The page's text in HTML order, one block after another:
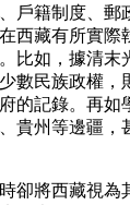
戶籍制度、郵
西藏有所實際
比如，據清末
數民族政權，
的記錄。再如
貴州等邊疆，
卻將西藏視為